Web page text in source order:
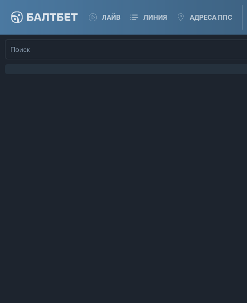
ЛАЙВ ЛИНИЯ АДРЕСА ППС